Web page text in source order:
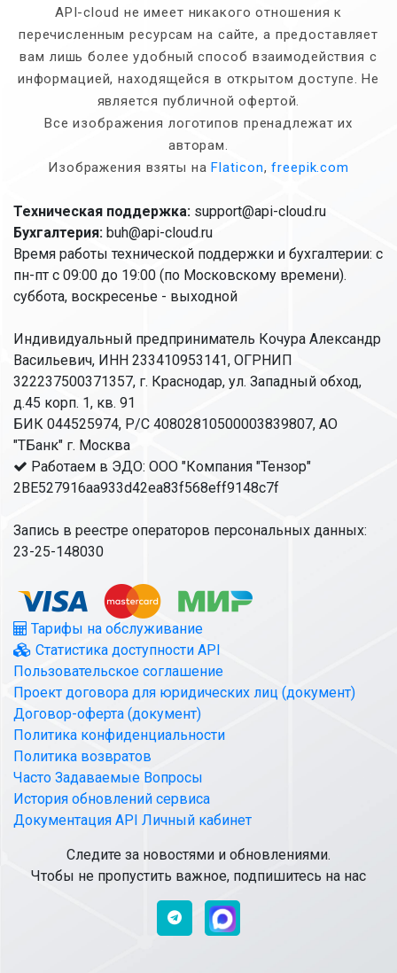
API-cloud не имеет никакого отношения к
перечисленным ресурсам на сайте, а предоставляет
вам лишь более удобный способ взаимодействия с
информацией, находящейся в открытом доступе. Не
является публичной офертой.
Все изображения логотипов пренадлежат их
авторам.
Изображения взяты наFlaticon,freepik.com
Техническая поддержка: support@api-cloud.ru
Бухгалтерия: buh@api-cloud.ru
Время работы технической поддержки и бухгалтерии: с
пн-пт с 09:00 до 19:00 (по Московскому времени).
суббота, воскресенье - выходной
Индивидуальный предприниматель Кочура Александр
Васильевич, ИНН 233410953141, ОГРНИП
322237500371357, г. Краснодар, ул. Западный обход,
д.45 корп. 1, кв. 91
БИК 044525974, Р/С 40802810500003839807, АО
"ТБанк" г. Москва
Работаем в ЭДО: ООО "Компания "Тензор"
2BE527916aa933d42ea83f568eff9148c7f
Запись в реестре операторов персональных данных:
23-25-148030
Тарифы на обслуживание
Статистика доступности API
Пользовательское соглашение
Проект договора для юридических лиц (документ)
Договор-оферта (документ)
Политика конфиденциальности
Политика возвратов
Часто Задаваемые Вопросы
История обновлений сервиса
Документация API Личный кабинет
Следите за новостями и обновлениями.
Чтобы не пропустить важное, подпишитесь на нас